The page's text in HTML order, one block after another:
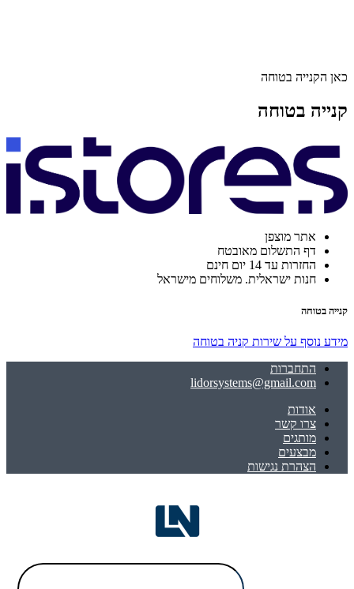
כאן הקנייה בטוחה
קנייה בטוחה
אתר מוצפן
דף התשלום מאובטח
החזרות עד 14 יום חינם
חנות ישראלית. משלוחים מישראל
קנייה בטוחה
מידע נוסף על שירות קניה בטוחה
התחברות
lidorsystems@gmail.com
אודות
צרו קשר
מותגים
מבצעים
הצהרת נגישות